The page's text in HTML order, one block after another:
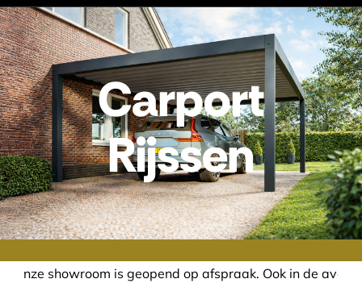
Carport
Rijssen
is geopend op afspraak. Ook in de avond of in het